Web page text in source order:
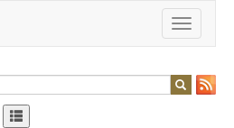
Toggle
navigation